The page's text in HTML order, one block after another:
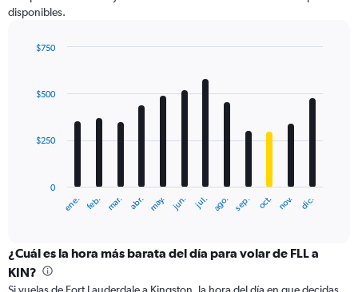
axis
values.
to
disponibles.
with
12
The
categories.
Range:
12
ene. feb. mar. abr. may. jun. jul. ago. sep. oct. nov. dic.
0
$250
$500
$750
¿Cuál es la hora más barata del día para volar de FLL a
KIN?